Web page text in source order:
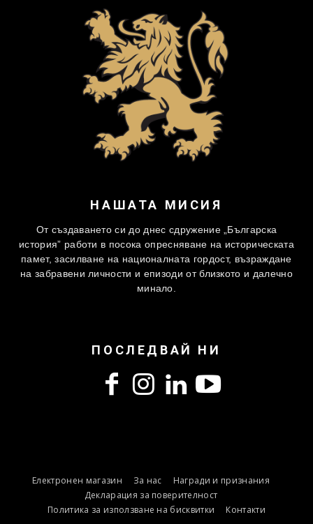
НАШАТА МИСИЯ
От създаването си до днес сдружение „Българска
история” работи в посока опресняване на историческата
памет, засилване на националната гордост, възраждане
на забравени личности и епизоди от близкото и далечно
минало.
ПОСЛЕДВАЙ НИ
Електронен магазин За нас
Награди и признания
Декларация за поверителност
Политика за използване на бисквитки
Контакти